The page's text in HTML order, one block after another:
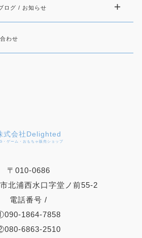
式会社Delighted
・ゲーム・おもちゃ販売ショップ
〒010-0686
北浦西水口字堂ノ前55-2
電話番号 /
1864-7858
6863-2510
ログ / お知らせ
わせ